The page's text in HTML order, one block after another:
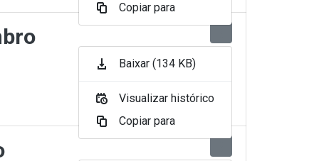
Copiar para
Baixar (134 KB)
Visualizar histórico
Copiar para